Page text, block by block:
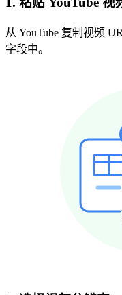
从 YouTube 复制视频
字段中。